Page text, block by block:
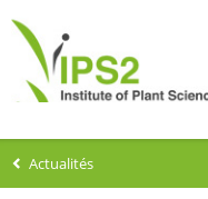
Actualités